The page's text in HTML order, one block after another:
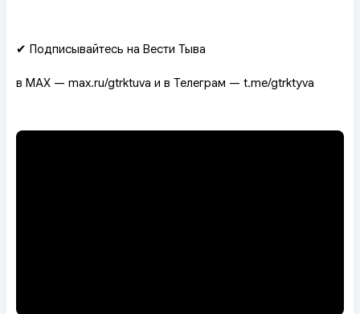
✔ Подписывайтесь на Вести Тыва
в MAX — max.ru/gtrktuva и в Телеграм — t.me/gtrktyva